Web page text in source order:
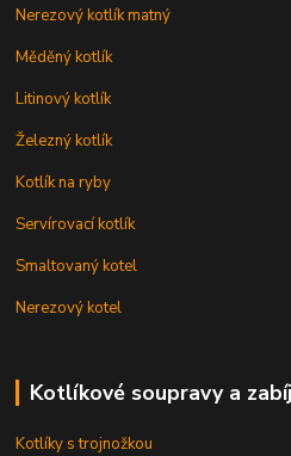
Nerezový kotlík matný
Měděný kotlík
Litinový kotlík
Železný kotlík
Kotlík na ryby
Servírovací kotlík
Smaltovaný kotel
Nerezový kotel
Kotlíkové soupravy a
Kotlíky s trojnožkou